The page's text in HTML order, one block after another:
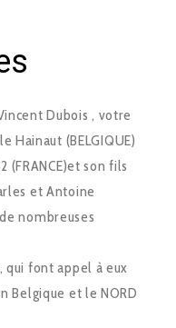
Dubois , votre
Hainaut (BELGIQUE)
(FRANCE)et son fils
et Antoine
nombreuses
font appel à eux
Belgique et le NORD